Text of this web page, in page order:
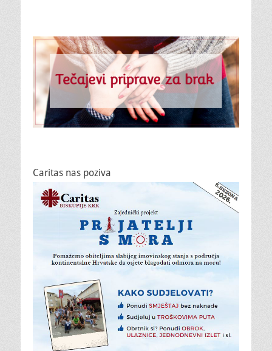
Caritas nas poziva